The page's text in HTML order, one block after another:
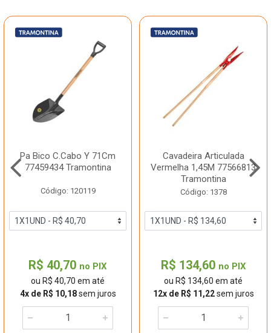
Pa Bico C.Cabo Y 71Cm
77459434 Tramontina
Código: 120119
R$ 40,70 no PIX
ou R$ 40,70 em até
4x de R$ 10,18sem juros
Cavadeira Articulada
Vermelha 1,45M 77566813
Tramontina
Código: 1378
R$ 134,60 no PIX
ou R$ 134,60 em até
12x de R$ 11,22sem juros